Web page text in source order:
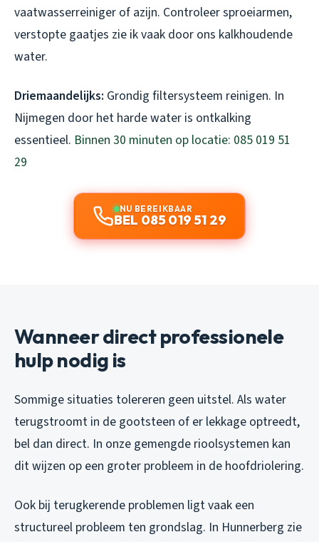
vaatwasserreiniger of azijn. Controleer sproeiarmen,
verstopte gaatjes zie ik vaak door ons kalkhoudende
water.
Driemaandelijks: Grondig filtersysteem reinigen. In
Nijmegen door het harde water is ontkalking
essentieel. Binnen 30 minuten op locatie: 085 019 51
29
NU BEREIKBAAR
BEL 085 019 51 29
Wanneer direct professionele
hulp nodig is
Sommige situaties tolereren geen uitstel. Als water
terugstroomt in de gootsteen of er lekkage optreedt,
bel dan direct. In onze gemengde rioolsystemen kan
dit wijzen op een groter probleem in de hoofdriolering.
Ook bij terugkerende problemen ligt vaak een
structureel probleem ten grondslag. In Hunnerberg zie